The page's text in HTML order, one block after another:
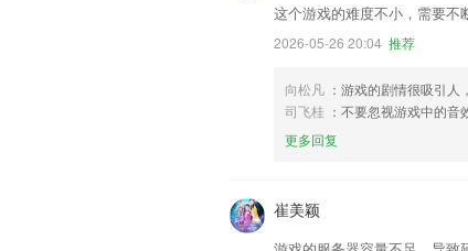
这个游戏的难度不小，需要不
2026-05-26 20:04 推荐
向松凡 ：游戏的剧情很吸引
司飞桂 ：不要忽视游戏中的音
更多回复
崔美颖